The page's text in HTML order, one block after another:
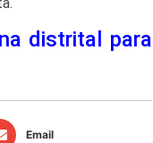
distrital para
Email